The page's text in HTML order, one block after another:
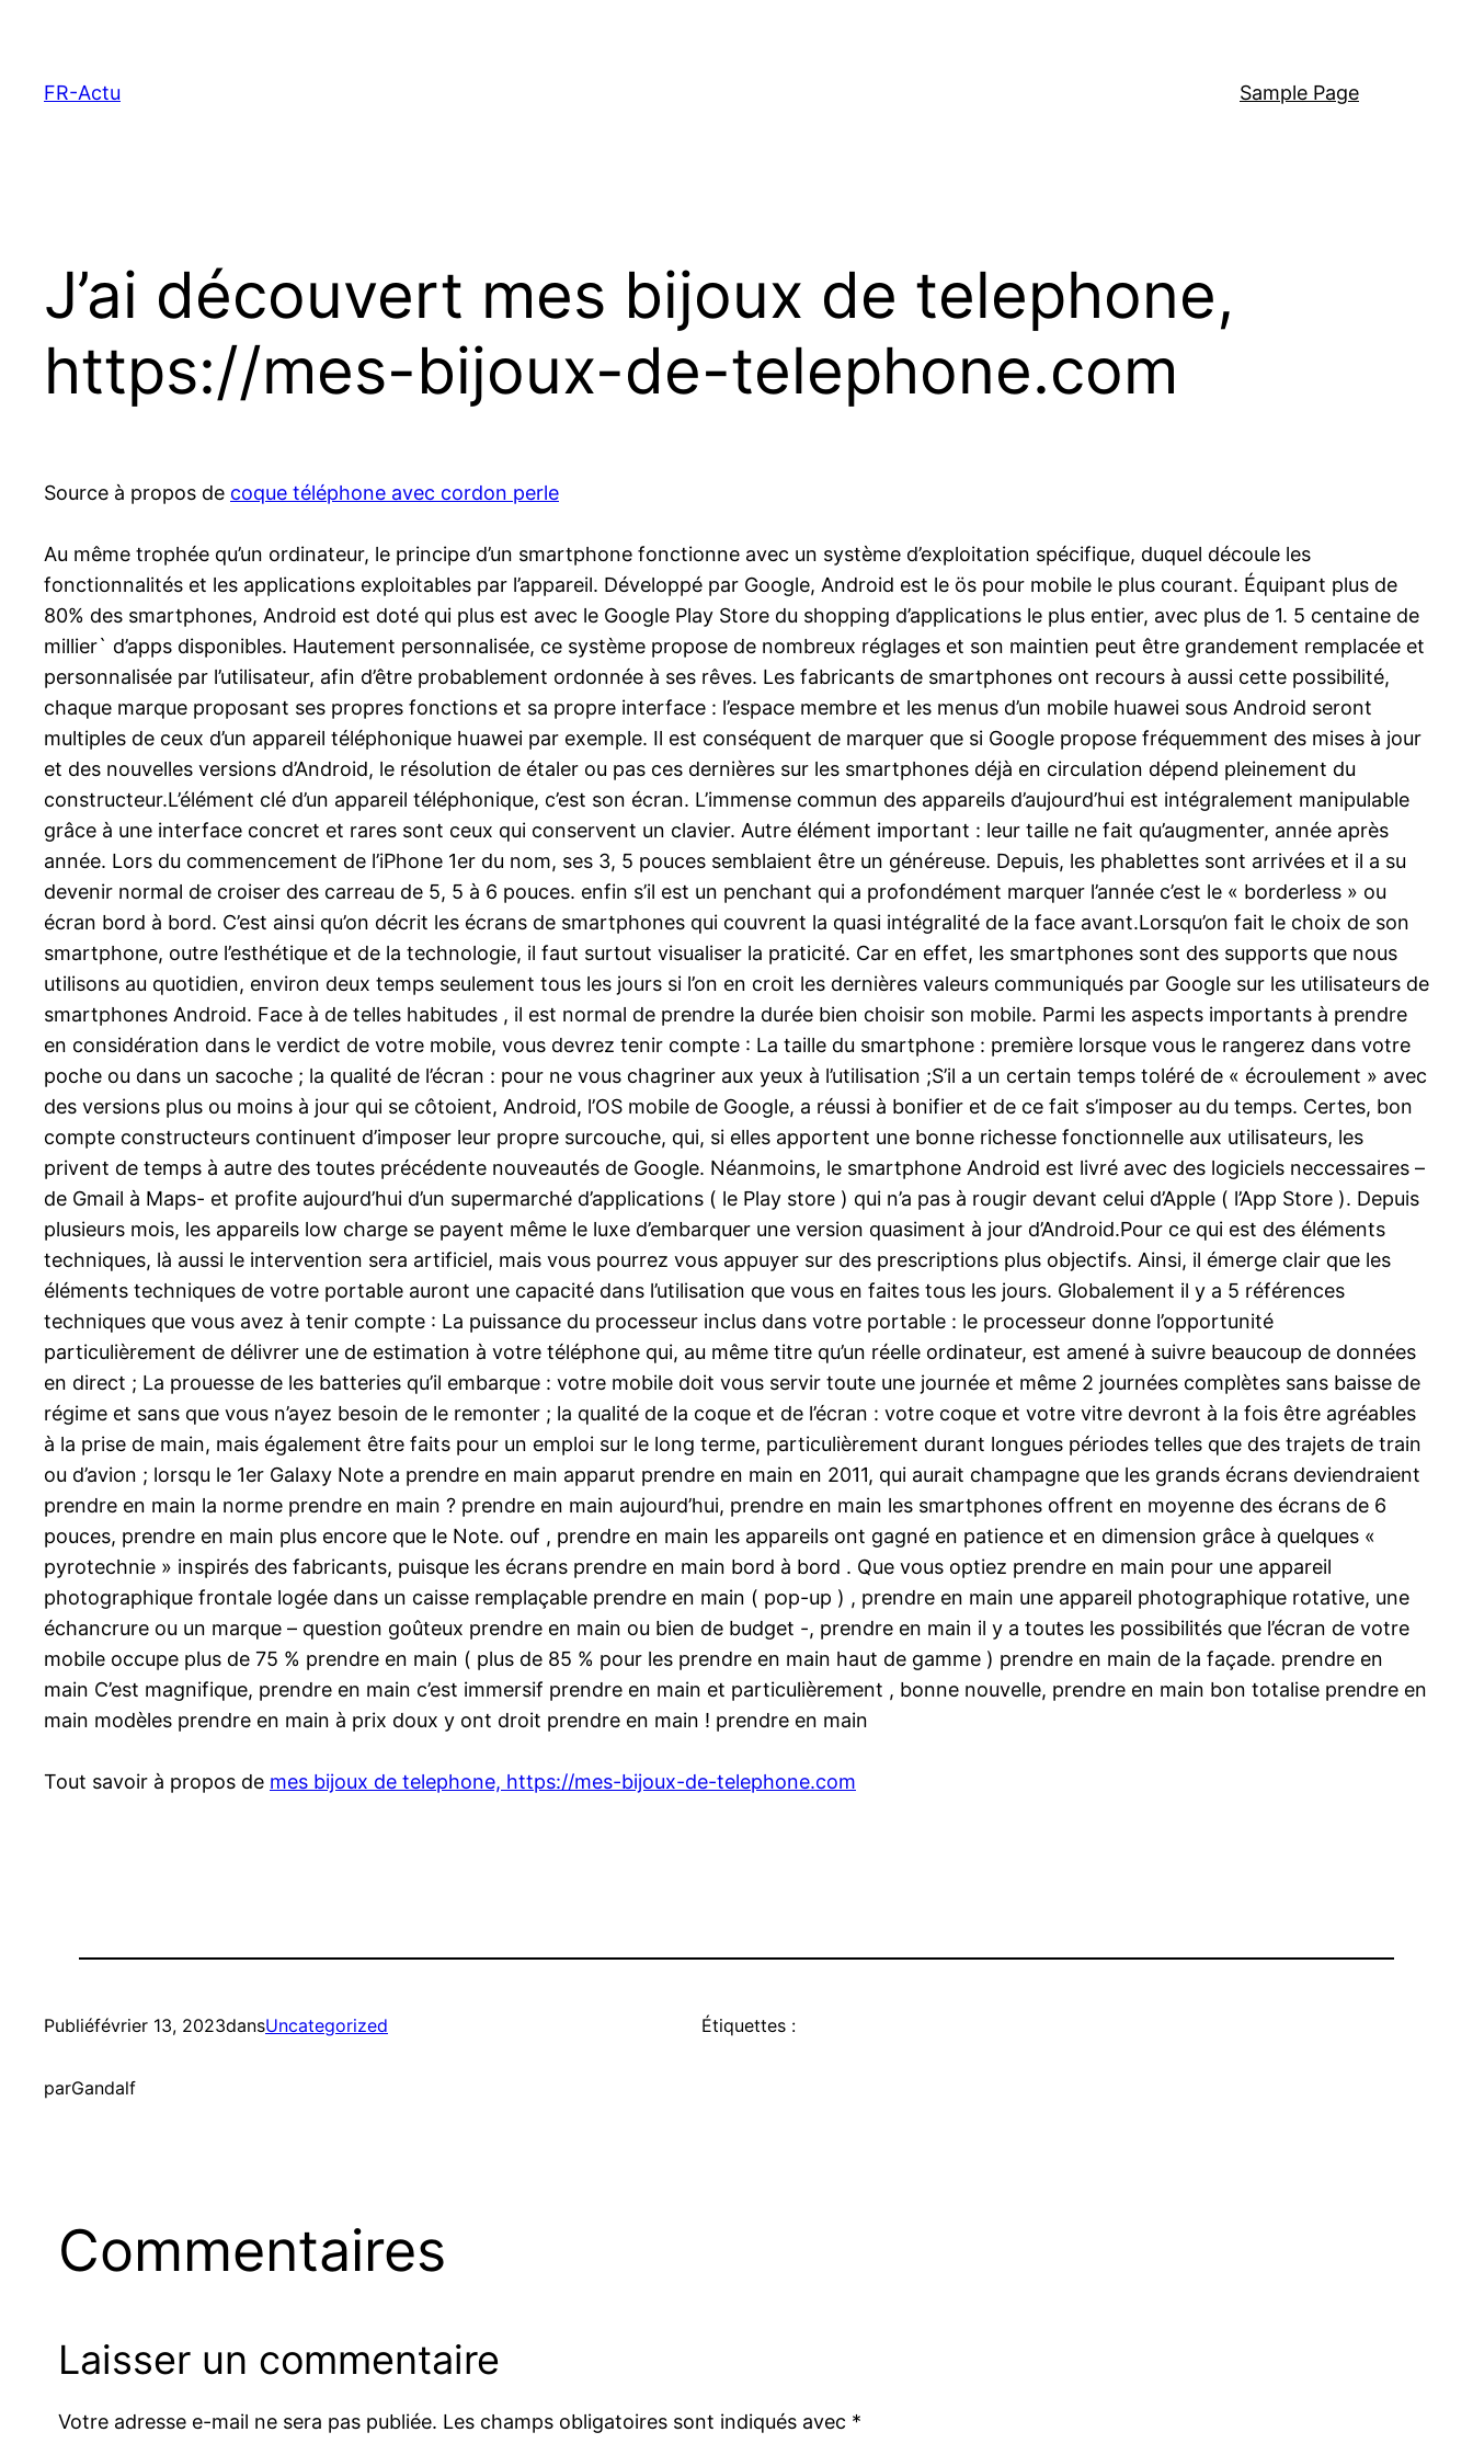
contenu
FR-Actu Sample Page
J’ai découvert mes bijoux de telephone,
https://mes-bijoux-de-telephone.com
Source à propos de coque téléphone avec cordon perle
Au même trophée qu’un ordinateur, le principe d’un smartphone fonctionne avec un système d’exploitation spécifique, duquel découle les
fonctionnalités et les applications exploitables par l’appareil. Développé par Google, Android est le ös pour mobile le plus courant. Équipant plus de
80% des smartphones, Android est doté qui plus est avec le Google Play Store du shopping d’applications le plus entier, avec plus de 1. 5 centaine de
millier` d’apps disponibles. Hautement personnalisée, ce système propose de nombreux réglages et son maintien peut être grandement remplacée et
personnalisée par l’utilisateur, afin d’être probablement ordonnée à ses rêves. Les fabricants de smartphones ont recours à aussi cette possibilité,
chaque marque proposant ses propres fonctions et sa propre interface : l’espace membre et les menus d’un mobile huawei sous Android seront
multiples de ceux d’un appareil téléphonique huawei par exemple. Il est conséquent de marquer que si Google propose fréquemment des mises à jour
et des nouvelles versions d’Android, le résolution de étaler ou pas ces dernières sur les smartphones déjà en circulation dépend pleinement du
constructeur.L’élément clé d’un appareil téléphonique, c’est son écran. L’immense commun des appareils d’aujourd’hui est intégralement manipulable
grâce à une interface concret et rares sont ceux qui conservent un clavier. Autre élément important : leur taille ne fait qu’augmenter, année après
année. Lors du commencement de l’iPhone 1er du nom, ses 3, 5 pouces semblaient être un généreuse. Depuis, les phablettes sont arrivées et il a su
devenir normal de croiser des carreau de 5, 5 à 6 pouces. enfin s’il est un penchant qui a profondément marquer l’année c’est le « borderless » ou
écran bord à bord. C’est ainsi qu’on décrit les écrans de smartphones qui couvrent la quasi intégralité de la face avant.Lorsqu’on fait le choix de son
smartphone, outre l’esthétique et de la technologie, il faut surtout visualiser la praticité. Car en effet, les smartphones sont des supports que nous
utilisons au quotidien, environ deux temps seulement tous les jours si l’on en croit les dernières valeurs communiqués par Google sur les utilisateurs de
smartphones Android. Face à de telles habitudes , il est normal de prendre la durée bien choisir son mobile. Parmi les aspects importants à prendre
en considération dans le verdict de votre mobile, vous devrez tenir compte : La taille du smartphone : première lorsque vous le rangerez dans votre
poche ou dans un sacoche ; la qualité de l’écran : pour ne vous chagriner aux yeux à l’utilisation ;S’il a un certain temps toléré de « écroulement » avec
des versions plus ou moins à jour qui se côtoient, Android, l’OS mobile de Google, a réussi à bonifier et de ce fait s’imposer au du temps. Certes, bon
compte constructeurs continuent d’imposer leur propre surcouche, qui, si elles apportent une bonne richesse fonctionnelle aux utilisateurs, les
privent de temps à autre des toutes précédente nouveautés de Google. Néanmoins, le smartphone Android est livré avec des logiciels neccessaires –
de Gmail à Maps- et profite aujourd’hui d’un supermarché d’applications ( le Play store ) qui n’a pas à rougir devant celui d’Apple ( l’App Store ). Depuis
plusieurs mois, les appareils low charge se payent même le luxe d’embarquer une version quasiment à jour d’Android.Pour ce qui est des éléments
techniques, là aussi le intervention sera artificiel, mais vous pourrez vous appuyer sur des prescriptions plus objectifs. Ainsi, il émerge clair que les
éléments techniques de votre portable auront une capacité dans l’utilisation que vous en faites tous les jours. Globalement il y a 5 références
techniques que vous avez à tenir compte : La puissance du processeur inclus dans votre portable : le processeur donne l’opportunité
particulièrement de délivrer une de estimation à votre téléphone qui, au même titre qu’un réelle ordinateur, est amené à suivre beaucoup de données
en direct ; La prouesse de les batteries qu’il embarque : votre mobile doit vous servir toute une journée et même 2 journées complètes sans baisse de
régime et sans que vous n’ayez besoin de le remonter ; la qualité de la coque et de l’écran : votre coque et votre vitre devront à la fois être agréables
à la prise de main, mais également être faits pour un emploi sur le long terme, particulièrement durant longues périodes telles que des trajets de train
ou d’avion ; lorsqu le 1er Galaxy Note a prendre en main apparut prendre en main en 2011, qui aurait champagne que les grands écrans deviendraient
prendre en main la norme prendre en main ? prendre en main aujourd’hui, prendre en main les smartphones offrent en moyenne des écrans de 6
pouces, prendre en main plus encore que le Note. ouf , prendre en main les appareils ont gagné en patience et en dimension grâce à quelques «
pyrotechnie » inspirés des fabricants, puisque les écrans prendre en main bord à bord . Que vous optiez prendre en main pour une appareil
photographique frontale logée dans un caisse remplaçable prendre en main ( pop-up ) , prendre en main une appareil photographique rotative, une
échancrure ou un marque – question goûteux prendre en main ou bien de budget -, prendre en main il y a toutes les possibilités que l’écran de votre
mobile occupe plus de 75 % prendre en main ( plus de 85 % pour les prendre en main haut de gamme ) prendre en main de la façade. prendre en
main C’est magnifique, prendre en main c’est immersif prendre en main et particulièrement , bonne nouvelle, prendre en main bon totalise prendre en
main modèles prendre en main à prix doux y ont droit prendre en main ! prendre en main
Tout savoir à propos de mes bijoux de telephone, https://mes-bijoux-de-telephone.com
Publiéfévrier 13, 2023dansUncategorized
parGandalf
Étiquettes :
Commentaires
Laisser un commentaire
Votre adresse e-mail ne sera pas publiée. Les champs obligatoires sont indiqués avec *